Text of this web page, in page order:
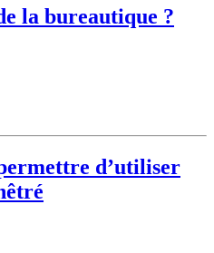
la bureautique ?
d’utiliser